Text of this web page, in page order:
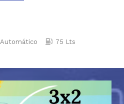
Automático 75 Lts